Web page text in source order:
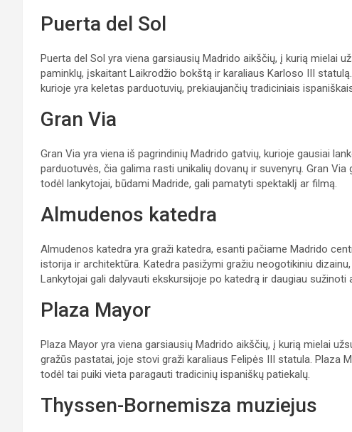
Puerta del Sol
Puerta del Sol yra viena garsiausių Madrido aikščių, į kurią mielai
paminklų, įskaitant Laikrodžio bokštą ir karaliaus Karloso III
kurioje yra keletas parduotuvių, prekiaujančių tradiciniais
Gran Via
Gran Via yra viena iš pagrindinių Madrido gatvių, kurioje gausiai
parduotuvės, čia galima rasti unikalių dovanų ir suvenyrų. Gran
todėl lankytojai, būdami Madride, gali pamatyti spektaklį ar filmą.
Almudenos katedra
Almudenos katedra yra graži katedra, esanti pačiame Madrido
istorija ir architektūra. Katedra pasižymi gražiu neogotikiniu
Lankytojai gali dalyvauti ekskursijoje po katedrą ir daugiau sužinoti
Plaza Mayor
Plaza Mayor yra viena garsiausių Madrido aikščių, į kurią mielai
gražūs pastatai, joje stovi graži karaliaus Felipės III statula. Plaza
todėl tai puiki vieta paragauti tradicinių ispaniškų patiekalų.
Thyssen-Bornemisza muziejus